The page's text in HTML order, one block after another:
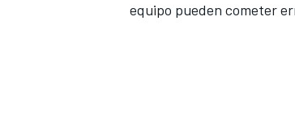
equipo pueden cometer